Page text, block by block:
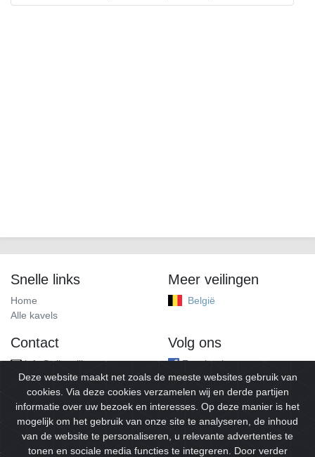
Snelle links
Home
Alle kavels
Meer veilingen
België
Contact
info@alleveilingen.net
Volg ons
Facebook
Deze website maakt net zoals de meeste websites gebruik van
cookies. Via deze cookies verzamelen wij en derde partijen
informatie over uw bezoek en interesses. Op deze manier is het
mogelijk om het gebruik van onze site te analyseren, de inhoud
van de website te personaliseren, u relevante advertenties te
tonen en sociale media functies te integreren. Door verder